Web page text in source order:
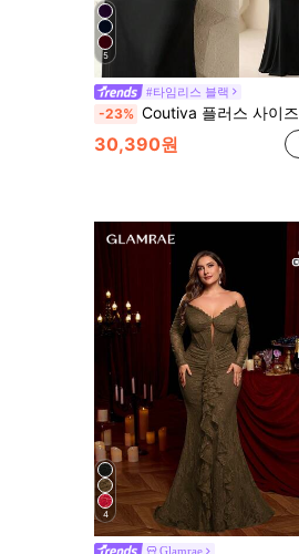
5
#타임리스 블랙
-23% Coutiva 플러스 사이즈 여성 우아한 정장 이브닝 가운 레이스 페플럼 허리와 머메이드 헴, 피티드 드레스
30,390원
4
Glamrae